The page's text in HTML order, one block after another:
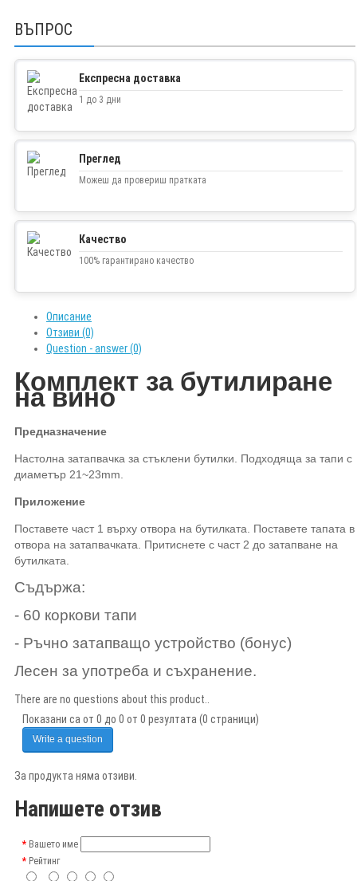
ВЪПРОС
Експресна доставка
1 до 3 дни
Преглед
Можеш да провериш пратката
Качество
100% гарантирано качество
Описание
Отзиви (0)
Question - answer (0)
Комплект за бутилиране
на вино
Предназначение
Настолна затапвачка за стъклени бутилки. Подходяща за тапи с
диаметър 21~23mm.
Приложение
Поставете част 1 върху отвора на бутилката. Поставете тапата в
отвора на затапвачката. Притиснете с част 2 до затапване на
бутилката.
Съдържа:
- 60 коркови тапи
- Ръчно затапващо устройство (бонус)
Лесен за употреба и съхранение.
There are no questions about this product..
Показани са от 0 до 0 от 0 резултата (0 страници)
Write a question
За продукта няма отзиви.
Напишете отзив
Вашето име
Рейтинг